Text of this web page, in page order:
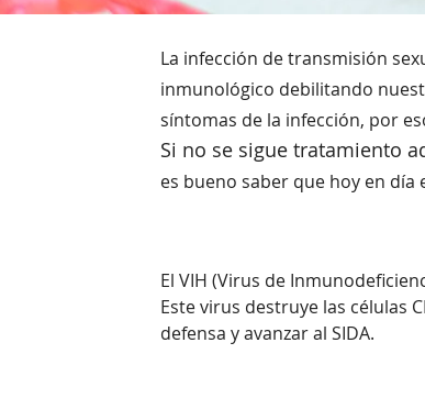
La infección de transmisión
inmunológico debilitando
síntomas de la infección, por
Si no se sigue tratamiento
es bueno saber que hoy en
El VIH (Virus de
Este virus destruye las células
defensa y avanzar al SIDA.